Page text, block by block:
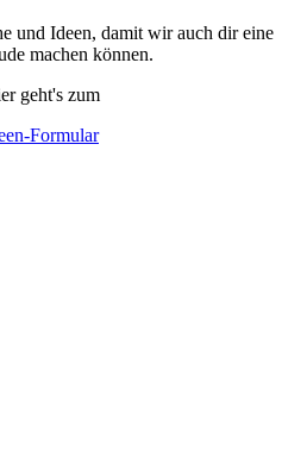
und Ideen, damit wir auch dir eine
machen können.
geht's zum
Formular